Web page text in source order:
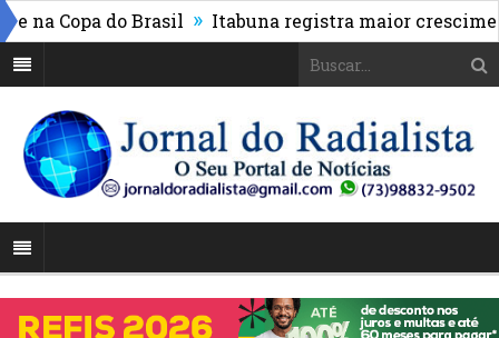
Copa do Brasil » Itabuna registra maior crescimento